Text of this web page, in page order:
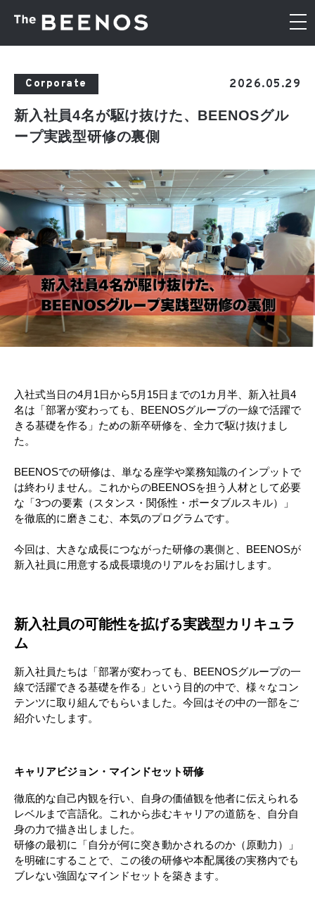
Corporate 2026.05.29
新入社員4名が駆け抜けた、BEENOSグル
ープ実践型研修の裏側
入社式当日の4月1日から5月15日までの1カ月半、新入社員4
名は「部署が変わっても、BEENOSグループの一線で活躍で
きる基礎を作る」ための新卒研修を、全力で駆け抜けまし
た。
BEENOSでの研修は、単なる座学や業務知識のインプットで
は終わりません。これからのBEENOSを担う人材として必要
な「3つの要素（スタンス・関係性・ポータブルスキル）」
を徹底的に磨きこむ、本気のプログラムです。
今回は、大きな成長につながった研修の裏側と、BEENOSが
新入社員に用意する成長環境のリアルをお届けします。
新入社員の可能性を拡げる実践型カリキュラ
ム
新入社員たちは「部署が変わっても、BEENOSグループの一
線で活躍できる基礎を作る」という目的の中で、様々なコン
テンツに取り組んでもらいました。今回はその中の一部をご
紹介いたします。
キャリアビジョン・マインドセット研修
徹底的な自己内観を行い、自身の価値観を他者に伝えられる
レベルまで言語化。これから歩むキャリアの道筋を、自分自
身の力で描き出しました。
研修の最初に「自分が何に突き動かされるのか（原動力）」
を明確にすることで、この後の研修や本配属後の実務内でも
ブレない強固なマインドセットを築きます。